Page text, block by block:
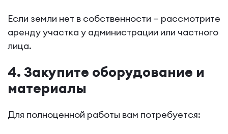
Если земли нет в собственности — рассмотрите
аренду участка у администрации или частного
лица.
4. Закупите оборудование и
материалы
Для полноценной работы вам потребуется: